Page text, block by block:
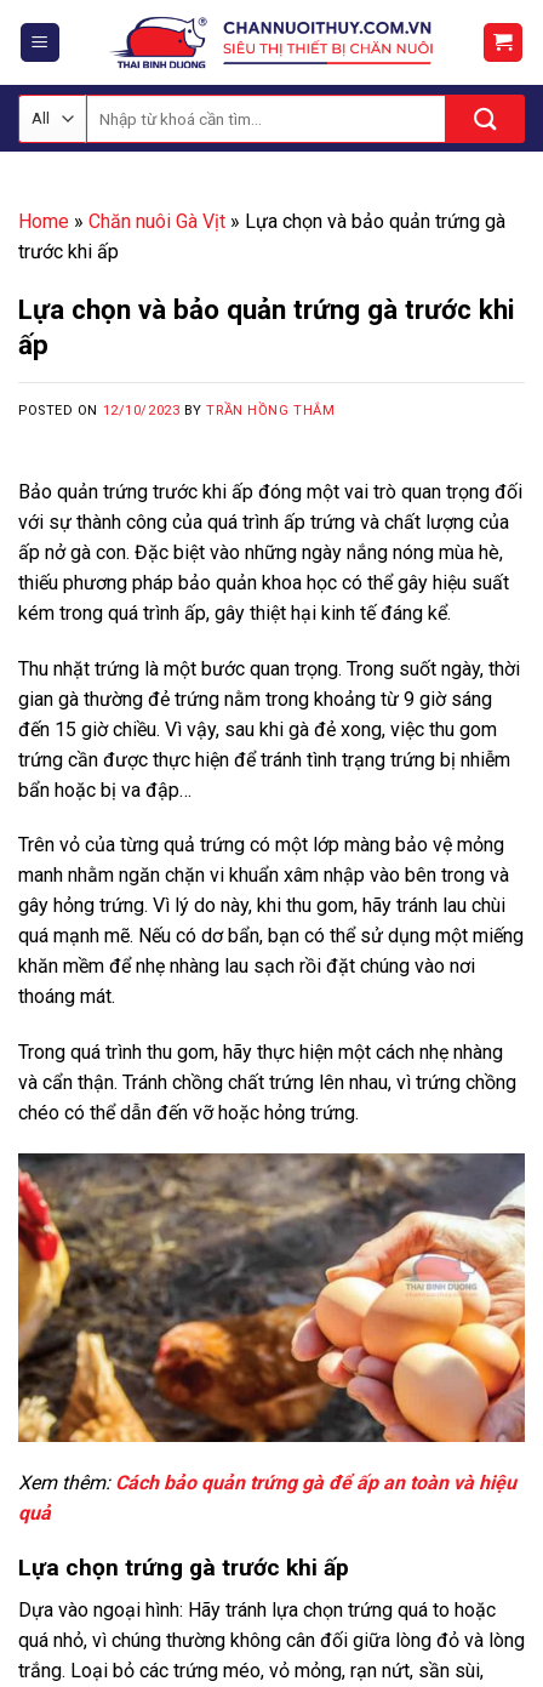
kiếm:
Home » Chăn nuôi Gà Vịt » Lựa chọn và bảo quản trứng gà
trước khi ấp
Lựa chọn và bảo quản trứng gà trước khi
ấp
POSTED ON 12/10/2023 BYTRẦN HỒNG THẮM
Bảo quản trứng trước khi ấp đóng một vai trò quan trọng đối
với sự thành công của quá trình ấp trứng và chất lượng của
ấp nở gà con. Đặc biệt vào những ngày nắng nóng mùa hè,
thiếu phương pháp bảo quản khoa học có thể gây hiệu suất
kém trong quá trình ấp, gây thiệt hại kinh tế đáng kể.
Thu nhặt trứng là một bước quan trọng. Trong suốt ngày, thời
gian gà thường đẻ trứng nằm trong khoảng từ 9 giờ sáng
đến 15 giờ chiều. Vì vậy, sau khi gà đẻ xong, việc thu gom
trứng cần được thực hiện để tránh tình trạng trứng bị nhiễm
bẩn hoặc bị va đập…
Trên vỏ của từng quả trứng có một lớp màng bảo vệ mỏng
manh nhằm ngăn chặn vi khuẩn xâm nhập vào bên trong và
gây hỏng trứng. Vì lý do này, khi thu gom, hãy tránh lau chùi
quá mạnh mẽ. Nếu có dơ bẩn, bạn có thể sử dụng một miếng
khăn mềm để nhẹ nhàng lau sạch rồi đặt chúng vào nơi
thoáng mát.
Trong quá trình thu gom, hãy thực hiện một cách nhẹ nhàng
và cẩn thận. Tránh chồng chất trứng lên nhau, vì trứng chồng
chéo có thể dẫn đến vỡ hoặc hỏng trứng.
Xem thêm: Cách bảo quản trứng gà để ấp an toàn và hiệu
quả
Lựa chọn trứng gà trước khi ấp
Dựa vào ngoại hình: Hãy tránh lựa chọn trứng quá to hoặc
quá nhỏ, vì chúng thường không cân đối giữa lòng đỏ và lòng
trắng. Loại bỏ các trứng méo, vỏ mỏng, rạn nứt, sần sùi,